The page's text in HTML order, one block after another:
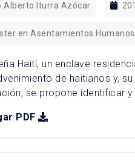
Alberto Iturra Azócar
en Asentamientos
Haití, un enclave
de haitianos y,
se propone identificar
PDF